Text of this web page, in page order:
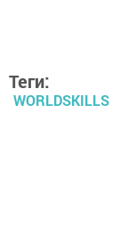
Теги:
WORLDSKILLS